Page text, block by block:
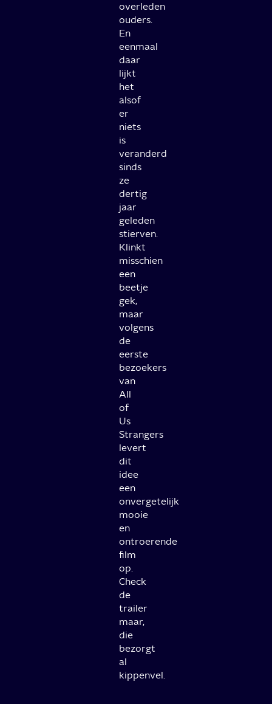
overleden
ouders.
En
eenmaal
daar
lijkt
het
alsof
er
niets
is
veranderd
sinds
ze
dertig
jaar
geleden
stierven.
Klinkt
misschien
een
beetje
gek,
maar
volgens
de
eerste
bezoekers
van
All
of
Us
Strangers
levert
dit
idee
een
onvergetelijk
mooie
en
ontroerende
film
op.
Check
de
trailer
maar,
die
bezorgt
al
kippenvel.